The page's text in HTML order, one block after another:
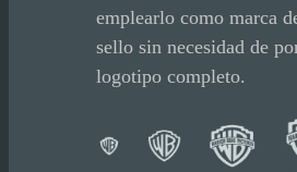
emplearlo como marca
sello sin necesidad de
logotipo completo.